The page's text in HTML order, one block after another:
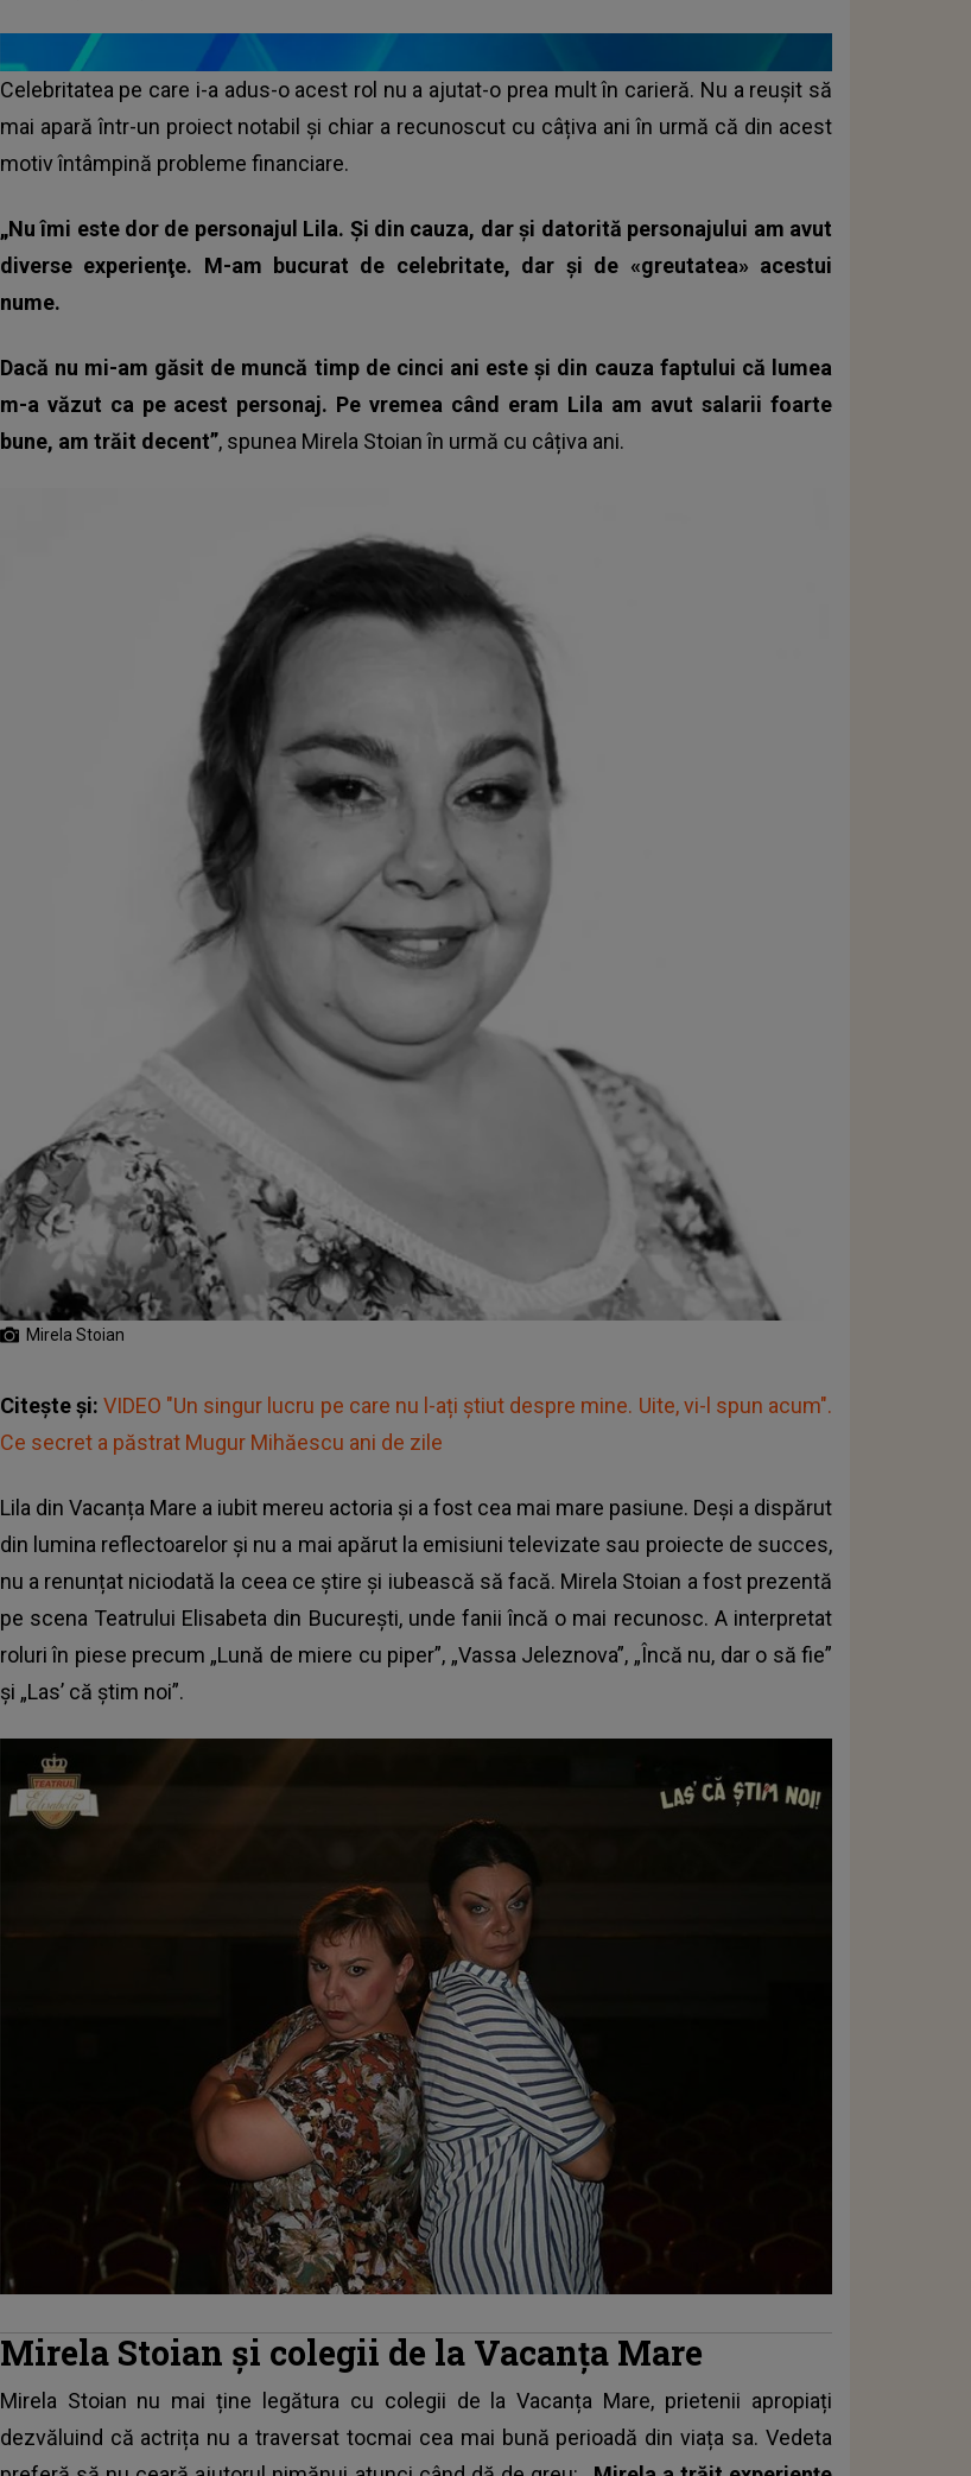
Celebritatea pe care i-a adus-o acest rol nu a ajutat-o prea mult în carieră. Nu a reuşit să
mai apară într-un proiect notabil şi chiar a recunoscut cu câțiva ani în urmă că din acest
motiv întâmpină probleme financiare.
„Nu îmi este dor de personajul Lila. Şi din cauza, dar şi datorită personajului am avut
diverse experienţe. M-am bucurat de celebritate, dar şi de «greutatea» acestui
nume.
Dacă nu mi-am găsit de muncă timp de cinci ani este şi din cauza faptului că lumea
m-a văzut ca pe acest personaj. Pe vremea când eram Lila am avut salarii foarte
bune, am trăit decent”, spunea Mirela Stoian în urmă cu câțiva ani.
Mirela Stoian
Citește și: VIDEO "Un singur lucru pe care nu l-ați știut despre mine. Uite, vi-l spun acum".
Ce secret a păstrat Mugur Mihăescu ani de zile
Lila din Vacanța Mare a iubit mereu actoria și a fost cea mai mare pasiune. Deși a dispărut
din lumina reflectoarelor și nu a mai apărut la emisiuni televizate sau proiecte de succes,
nu a renunțat niciodată la ceea ce știre și iubească să facă. Mirela Stoian a fost prezentă
pe scena Teatrului Elisabeta din București, unde fanii încă o mai recunosc. A interpretat
roluri în piese precum „Lună de miere cu piper”, „Vassa Jeleznova”, „Încă nu, dar o să fie”
și „Las’ că știm noi”.
Mirela Stoian și colegii de la Vacanța Mare
Mirela Stoian nu mai ține legătura cu colegii de laVacanța Mare, prietenii apropiați
dezvăluind că actrița nu a traversat tocmai cea mai bună perioadă din viața sa. Vedeta